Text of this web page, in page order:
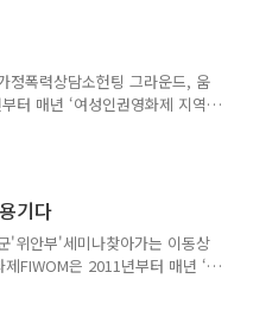
기 둘, '감독과의 대화' & '피움
누기 셋, 추후 공개되는 인스타
정폭력상담소헌팅 그라운드, 움
터 매년 ‘여성인권영화제 지역상
영은 서울에서만 진행되던 여성
인권에 대해 다양한 논의를 나
담소에서 진행한 '헌팅 그라운
사람들이 피해자의 이야기를 들
은 잘 사는 선진국에서는 잘 대
기다
'위안부'세미나찾아가는 이동상
FIWOM은 2011년부터 매년 ‘여
성인권영화제 지역상영은 서울
많은 지역 주민이 여성인권에